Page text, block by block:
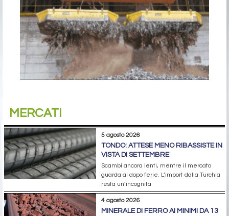
MERCATI
5 agosto 2026
TONDO: ATTESE MENO RIBASSISTE IN
VISTA DI SETTEMBRE
Scambi ancora lenti, mentre il mercato
guarda al dopo ferie. L’import dalla Turchia
resta un’incognita
4 agosto 2026
MINERALE DI FERRO AI MINIMI DA 13